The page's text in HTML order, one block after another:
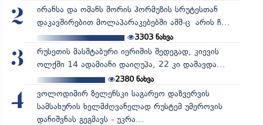
2
ირანსა და ომანს შორის ჰორმუზის სრუტესთან
დაკავშირებით მოლაპარაკებებში აშშ-ც არის ჩ...
3303ნახვა
3
რუსეთის მასშტაბური იერიშის შედეგად, კიევის
ოლქში 14 ადამიანი დაიღუპა, 22 კი დაშავდა...
2380ნახვა
4
ვოლოდიმირ ზელენსკი საგარეო დაზვერვის
სამსახურის ხელმძღვანელად რუსტემ უმეროვის
დანიშვნას გეგმავს - უკრა...